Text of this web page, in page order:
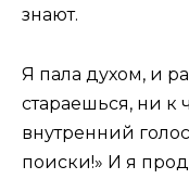
знают.
Я пала духом, и
стараешься, ни к
внутренний
поиски!» И я